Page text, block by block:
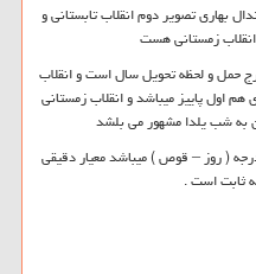
بهاری تصویر دوم انقلاب تابستانی و
زمستانی هست
حمل و لحظه تحویل سال است و انقلاب
اول پاییز میباشد و انقلاب زمستانی
به شب یلدا مشهور می بلشد
ماه ( برج ) نقسیم میکنیم هر برج ۳۰ درجه ( روز – قوص ) میباشد معیار دقیقی
ثابت است .